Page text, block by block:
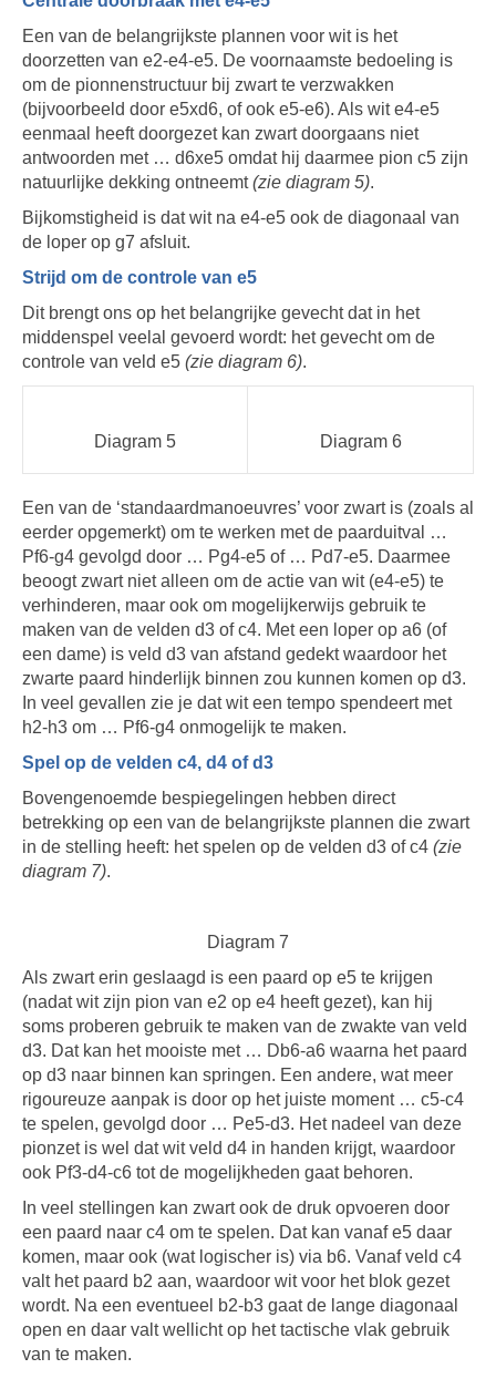
Een van de belangrijkste plannen voor wit is het
doorzetten van e2-e4-e5. De voornaamste bedoeling is
om de pionnenstructuur bij zwart te verzwakken
(bijvoorbeeld door e5xd6, of ook e5-e6). Als wit e4-e5
eenmaal heeft doorgezet kan zwart doorgaans niet
antwoorden met … d6xe5 omdat hij daarmee pion c5 zijn
natuurlijke dekking ontneemt(zie diagram 5).
Bijkomstigheid is dat wit na e4-e5 ook de diagonaal van
de loper op g7 afsluit.
Strijd om de controle van e5
Dit brengt ons op het belangrijke gevecht dat in het
middenspel veelal gevoerd wordt: het gevecht om de
controle van veld e5 (zie diagram 6).
Diagram 5 Diagram 6
Een van de ‘standaardmanoeuvres’ voor zwart is (zoals al
eerder opgemerkt) om te werken met de paarduitval …
Pf6-g4 gevolgd door … Pg4-e5 of … Pd7-e5. Daarmee
beoogt zwart niet alleen om de actie van wit (e4-e5) te
verhinderen, maar ook om mogelijkerwijs gebruik te
maken van de velden d3 of c4. Met een loper op a6 (of
een dame) is veld d3 van afstand gedekt waardoor het
zwarte paard hinderlijk binnen zou kunnen komen op d3.
In veel gevallen zie je dat wit een tempo spendeert met
h2-h3 om … Pf6-g4 onmogelijk te maken.
Spel op de velden c4, d4 of d3
Bovengenoemde bespiegelingen hebben direct
betrekking op een van de belangrijkste plannen die zwart
in de stelling heeft: het spelen op de velden d3 of c4 (zie
diagram 7).
Diagram 7
Als zwart erin geslaagd is een paard op e5 te krijgen
(nadat wit zijn pion van e2 op e4 heeft gezet), kan hij
soms proberen gebruik te maken van de zwakte van veld
d3. Dat kan het mooiste met … Db6-a6 waarna het paard
op d3 naar binnen kan springen. Een andere, wat meer
rigoureuze aanpak is door op het juiste moment … c5-c4
te spelen, gevolgd door … Pe5-d3. Het nadeel van deze
pionzet is wel dat wit veld d4 in handen krijgt, waardoor
ook Pf3-d4-c6 tot de mogelijkheden gaat behoren.
In veel stellingen kan zwart ook de druk opvoeren door
een paard naar c4 om te spelen. Dat kan vanaf e5 daar
komen, maar ook (wat logischer is) via b6. Vanaf veld c4
valt het paard b2 aan, waardoor wit voor het blok gezet
wordt. Na een eventueel b2-b3 gaat de lange diagonaal
open en daar valt wellicht op het tactische vlak gebruik
van te maken.